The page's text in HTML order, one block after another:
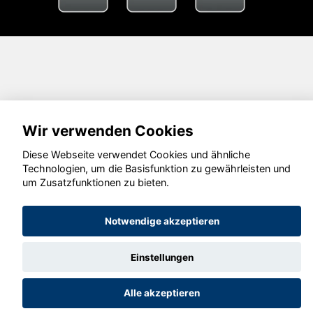
Wir verwenden Cookies
Diese Webseite verwendet Cookies und ähnliche
Technologien, um die Basisfunktion zu gewährleisten und
um Zusatzfunktionen zu bieten.
Notwendige akzeptieren
Einstellungen
Alle akzeptieren